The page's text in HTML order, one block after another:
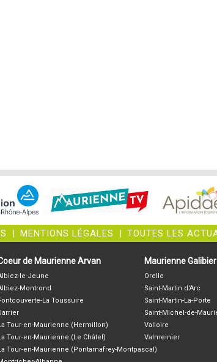
| MENTIONS LÉGALES | TOUTES LES
de Maurienne Arvan
le-Jeune
Montrond
La Toussuire
Tour-en-Maurienne (Hermillon)
Tour-en-Maurienne (Le Châtel)
Tour-en-Maurienne (Pontamafrey-Montpascal)
Maurienne Galibier
Orelle
Saint-Martin d'Arc
Saint-Martin-La-Porte
Saint-Michel-de-
Valloire
Valmeinier